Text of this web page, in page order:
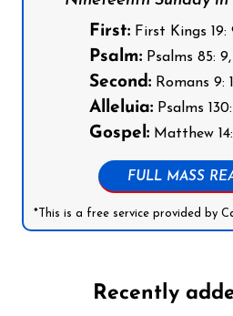
First: First Kings 19:
Psalm: Psalms 85: 9,
Second: Romans 9:
Alleluia: Psalms
Gospel: Matthew
FULL MASS
*This is a free service provided by
Recently